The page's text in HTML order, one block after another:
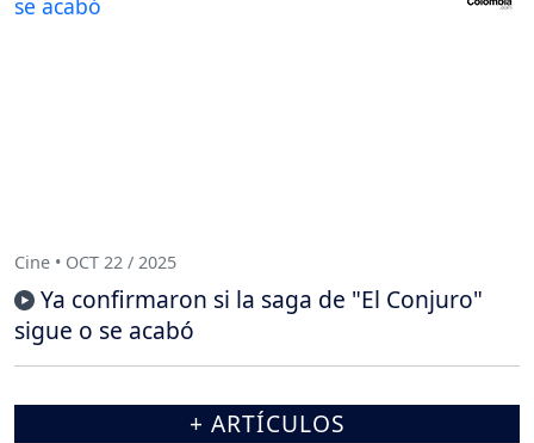
Cine • OCT 22 / 2025
Ya confirmaron si la saga de "El Conjuro"
sigue o se acabó
+ ARTÍCULOS